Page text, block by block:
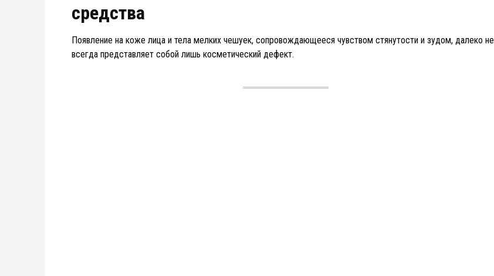
средства
Появление на коже лица и тела мелких чешуек, сопровождающееся чувством стянутости и зудом, далеко не
всегда представляет собой лишь косметический дефект.